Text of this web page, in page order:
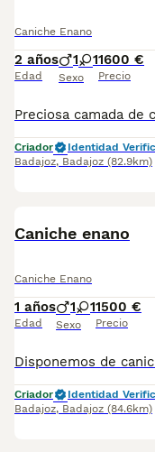
Caniche Enano
2 años
Edad
1 1
Sexo
1600 €
Precio
Criador
Identidad
Badajoz, Badajoz (82.9km)
Caniche enano
Caniche Enano
1 años
Edad
1 1
Sexo
1500 €
Precio
Criador
Identidad
Badajoz, Badajoz (84.6km)